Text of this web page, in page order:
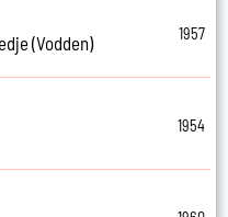
(Vodden)
1957
1954